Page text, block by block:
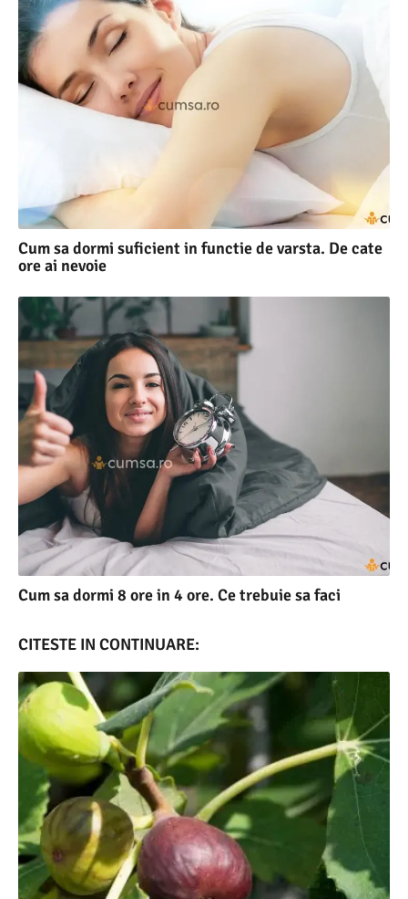
Cum sa dormi suficient in functie de varsta. De cate
ore ai nevoie
Cum sa dormi 8 ore in 4 ore. Ce trebuie sa faci
CITESTE IN CONTINUARE: